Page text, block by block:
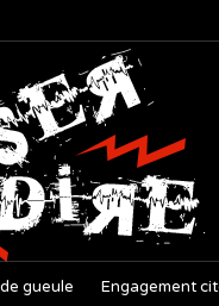
gueule Engagement